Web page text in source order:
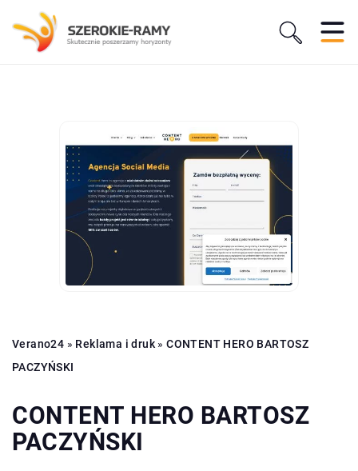
Verano24 » Reklama i druk »CONTENT HERO BARTOSZ
PACZYŃSKI
CONTENT HERO BARTOSZ
PACZYŃSKI